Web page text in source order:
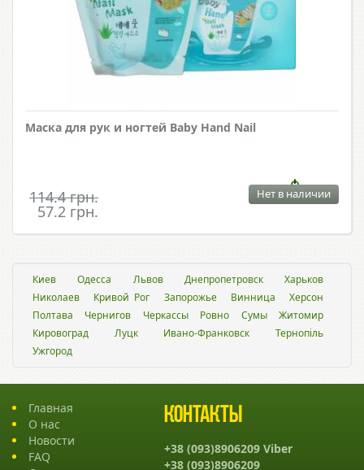
Маска для рук и ногтей Baby Hand Nail
114.4 грн.
57.2 грн.
Нет в наличии
Киев Одесса Львов Днепропетровск
Харьков
Николаев
Кривой Рог Запорожье Винница
Херсон
Полтава
Чернигов Черкассы Ровно Сумы
Житомир
Кировоград
Луцк Ивано-Франковск
Тернопіль
Ужгород
Главная
О нас
Новости
FAQ
Контакты
+38 (093)8906209 Viber
+38 (093)8906209